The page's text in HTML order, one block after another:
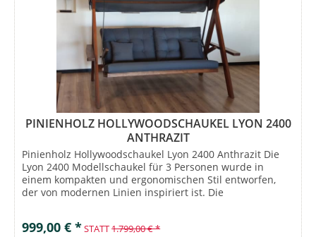
PINIENHOLZ HOLLYWOODSCHAUKEL LYON 2400
ANTHRAZIT
Pinienholz Hollywoodschaukel Lyon 2400 Anthrazit Die
Lyon 2400 Modellschaukel für 3 Personen wurde in
einem kompakten und ergonomischen Stil entworfen,
der von modernen Linien inspiriert ist. Die
999,00 € *STATT1.799,00 € *